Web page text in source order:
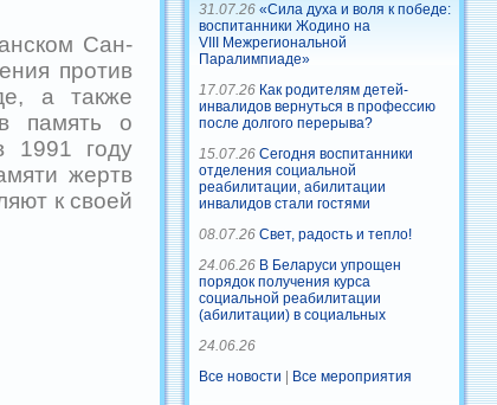
Сан-
против
а также
память о
1991 году
жертв
к своей
31.07.26 «Сила духа и воля к победе:
воспитанники Жодино на
VIII Межрегиональной
Паралимпиаде»
17.07.26 Как родителям детей-
инвалидов вернуться в профессию
после долгого перерыва?
15.07.26 Сегодня воспитанники
отделения социальной
реабилитации, абилитации
инвалидов стали гостями
08.07.26 Свет, радость и тепло!
24.06.26 В Беларуси упрощен
порядок получения курса
социальной реабилитации
(абилитации) в социальных
24.06.26
Все новости
Все мероприятия